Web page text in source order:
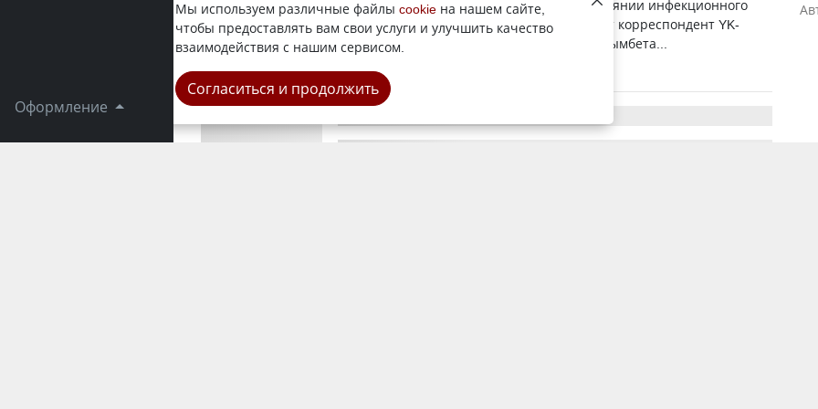
Оформление
Пациенты сообщили об удручающем состоянии инфекционного
отделения Шемонаихинской ЦРБ, передаёт корреспондент YK-
news.kz. По поручению главы региона Нурымбета...
Область
Мы используем различные файлы cookie на нашем сайте,
чтобы предоставлять вам свои услуги и улучшить качество
взаимодействия с нашим сервисом.
Согласиться и продолжить